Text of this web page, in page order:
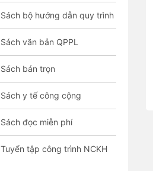
Sách bộ hướng dẫn quy trình
Sách văn bản QPPL
Sách bán trọn
Sách y tế công cộng
Sách đọc miễn phí
Tuyển tập công trình NCKH